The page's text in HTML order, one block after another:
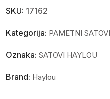
SKU: 17162
Kategorija: PAMETNI SATOVI
Oznaka: SATOVI HAYLOU
Brand: Haylou